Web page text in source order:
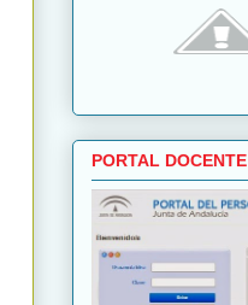
PORTAL DOCENTE